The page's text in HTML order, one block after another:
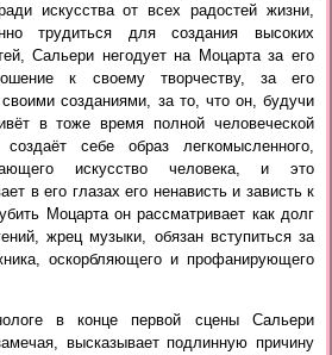
искусства от всех радостей жизни,
трудиться для создания высоких
Сальери негодует на Моцарта за его
к своему творчеству, за его
созданиями, за то, что он, будучи
в тоже время полной человеческой
себе образ легкомысленного,
искусство человека, и это
в его глазах его ненависть и зависть к
Моцарта он рассматривает как долг
жрец музыки, обязан вступиться за
оскорбляющего и профанирующего
в конце первой сцены Сальери
высказывает подлинную причину